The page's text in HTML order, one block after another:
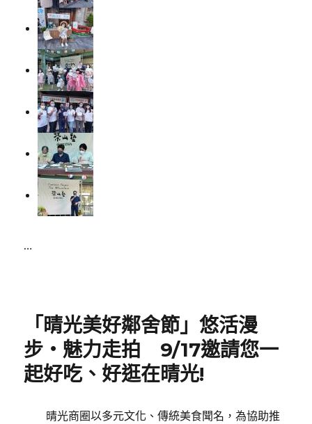
…
「晴光美好鄰舍節」悠活漫
步‧魅力走拍 9/17邀請您一
起好吃、好逛在晴光!
晴光商圈以多元文化、傳統美食聞名，為協助推